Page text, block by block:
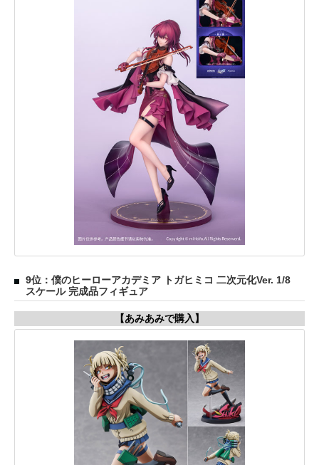
9位：僕のヒーローアカデミア トガヒミコ 二次元化Ver. 1/8
スケール 完成品フィギュア
【あみあみで購入】